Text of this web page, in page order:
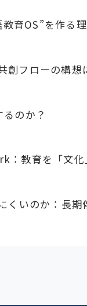
育OS”を作る
創フローの構想
のか？
教育を「文化
くいのか：長期